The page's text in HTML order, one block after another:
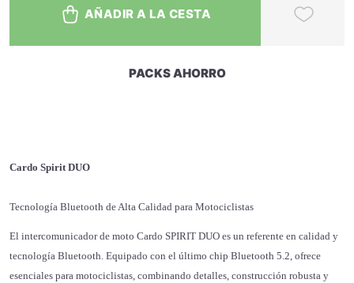
AÑADIR A LA CESTA
PACKS AHORRO
Cardo Spirit DUO
Tecnología Bluetooth de Alta Calidad para Motociclistas
El intercomunicador de moto Cardo SPIRIT DUO es un referente en calidad y
tecnología Bluetooth. Equipado con el último chip Bluetooth 5.2, ofrece
esenciales para motociclistas, combinando detalles, construcción robusta y